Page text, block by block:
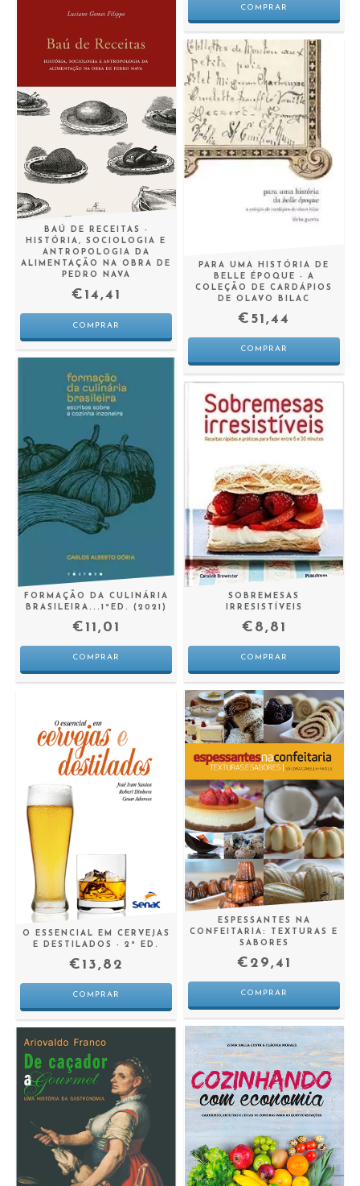
BAÚ DE RECEITAS -
HISTÓRIA, SOCIOLOGIA E
ANTROPOLOGIA DA
ALIMENTAÇÃO NA OBRA DE
PEDRO NAVA
€14,41
PARA UMA HISTÓRIA DE
BELLE ÉPOQUE - A
COLEÇÃO DE CARDÁPIOS
DE OLAVO BILAC
€51,44
FORMAÇÃO DA CULINÁRIA
BRASILEIRA...1ªED. (2021)
€11,01
SOBREMESAS
IRRESISTÍVEIS
€8,81
O ESSENCIAL EM CERVEJAS
E DESTILADOS - 2ª ED.
€13,82
ESPESSANTES NA
CONFEITARIA: TEXTURAS E
SABORES
€29,41